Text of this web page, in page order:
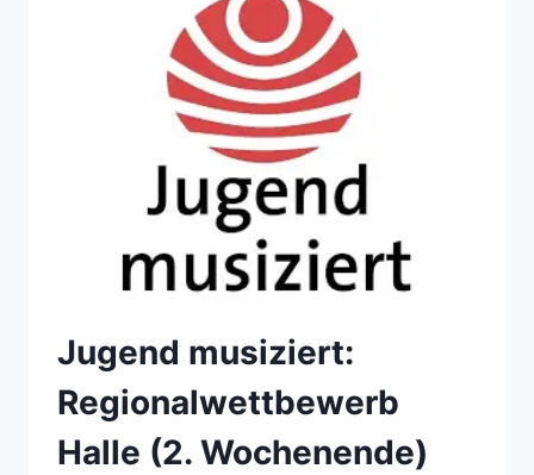
Jugend musiziert:
Regionalwettbewerb
Halle (2. Wochenende)